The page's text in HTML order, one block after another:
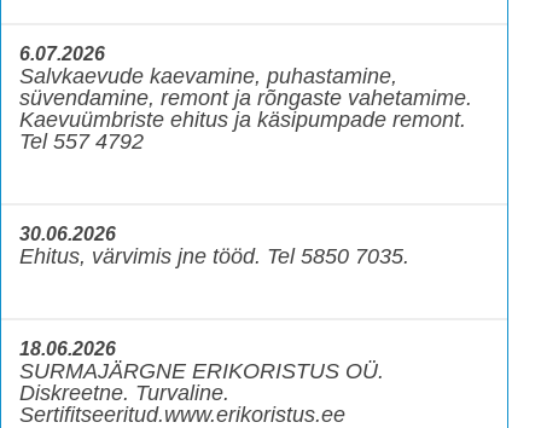
6.07.2026
Salvkaevude kaevamine, puhastamine,
süvendamine, remont ja rõngaste vahetamime.
Kaevuümbriste ehitus ja käsipumpade remont.
Tel 557 4792
30.06.2026
Ehitus, värvimis jne tööd. Tel 5850 7035.
18.06.2026
SURMAJÄRGNE ERIKORISTUS OÜ.
Diskreetne. Turvaline.
Sertifitseeritud.www.erikoristus.ee